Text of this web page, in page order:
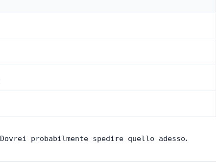
Dovrei probabilmente spedire quello adesso.